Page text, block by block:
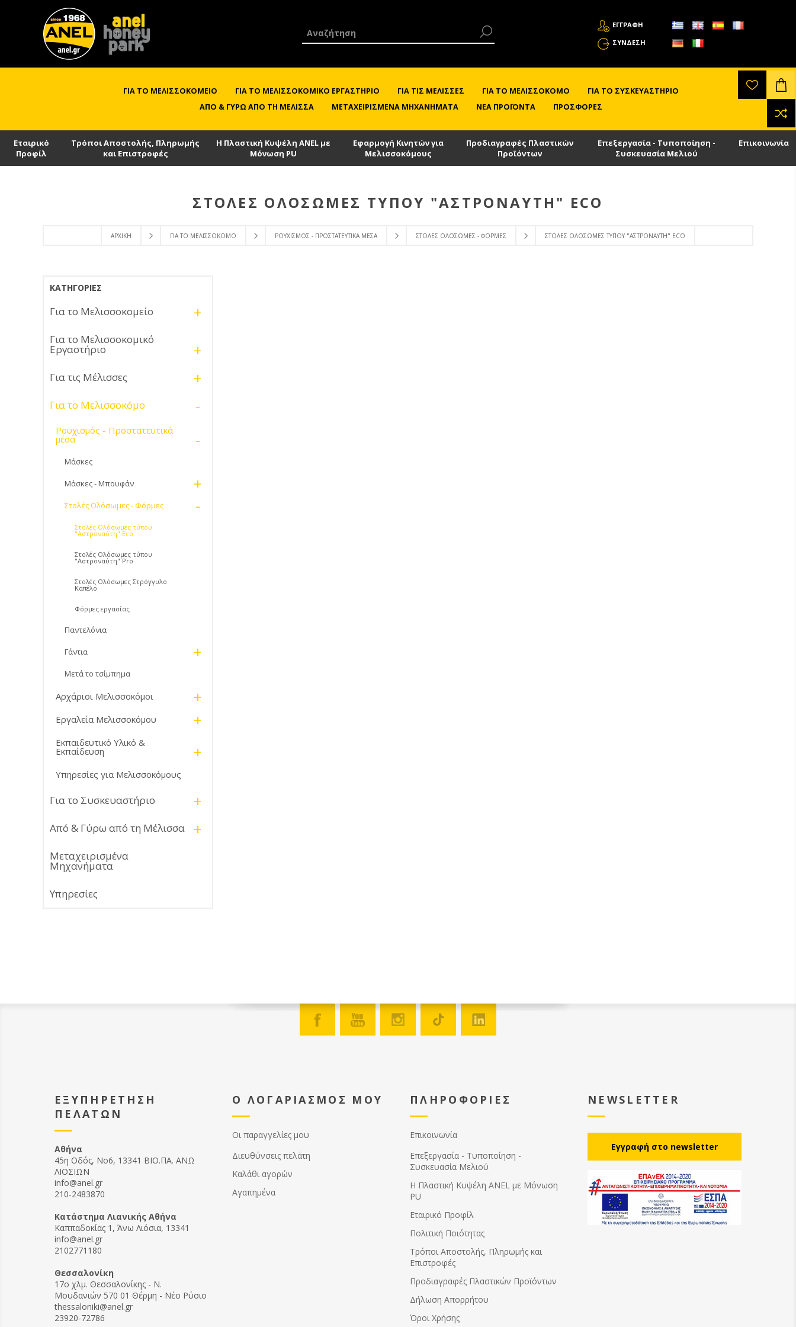
ΕΓΓΡΑΦΗ
ΣΎΝΔΕΣΗ
ΓΙΑ ΤΟ ΜΕΛΙΣΣΟΚΟΜΕΊΟ ΓΙΑ ΤΟ ΜΕΛΙΣΣΟΚΟΜΙΚΌ ΕΡΓΑΣΤΉΡΙΟ ΓΙΑ ΤΙΣ ΜΈΛΙΣΣΕΣ ΓΙΑ ΤΟ ΜΕΛΙΣΣΟΚΌΜΟ
ΓΙΑ ΤΟ ΣΥΣΚΕΥΑΣΤΉΡΙΟ
ΑΠΌ & ΓΎΡΩ ΑΠΌ ΤΗ ΜΈΛΙΣΣΑ
ΜΕΤΑΧΕΙΡΙΣΜΈΝΑ ΜΗΧΑΝΉΜΑΤΑ ΝΈΑ ΠΡΟΪΌΝΤΑ ΠΡΟΣΦΟΡΈΣ
Εταιρικό
Προφίλ
Τρόποι Αποστολής, Πληρωμής
και Επιστροφές
Η Πλαστική Κυψέλη ANEL με
Μόνωση PU
Εφαρμογή Κινητών για
Μελισσοκόμους
Προδιαγραφές Πλαστικών
Προϊόντων
Επεξεργασία - Τυποποίηση -
Συσκευασία Μελιού
Επικοινωνία
ΑΡΧΙΚΉ ΓΙΑ ΤΟ ΜΕΛΙΣΣΟΚΌΜΟ ΡΟΥΧΙΣΜΌΣ - ΠΡΟΣΤΑΤΕΥΤΙΚΆ ΜΈΣΑ ΣΤΟΛΈΣ ΟΛΌΣΩΜΕΣ - ΦΌΡΜΕΣ ΣΤΟΛΈΣ ΟΛΌΣΩΜΕΣ ΤΎΠΟΥ "ΑΣΤΡΟΝΑΎΤΗ" ECO
ΣΤΟΛΈΣ ΟΛΌΣΩΜΕΣ ΤΎΠΟΥ "ΑΣΤΡΟΝΑΎΤΗ" ECO
ΚΑΤΗΓΟΡΊΕΣ
Για το Μελισσοκομείο +
Για το Μελισσοκομικό
Εργαστήριο +
Για τις Μέλισσες +
Για το Μελισσοκόμο -
Ρουχισμός - Προστατευτικά
μέσα -
Μάσκες
Μάσκες - Μπουφάν +
Στολές Ολόσωμες - Φόρμες -
Στολές Ολόσωμες τύπου
"Αστροναύτη" Eco
Στολές Ολόσωμες τύπου
"Αστροναύτη" Pro
Στολές Ολόσωμες Στρόγγυλο
Καπέλο
Φόρμες εργασίας
Παντελόνια
Γάντια +
Μετά το τσίμπημα
Αρχάριοι Μελισσοκόμοι +
Εργαλεία Μελισσοκόμου +
Εκπαιδευτικό Υλικό &
Εκπαίδευση +
Υπηρεσίες για Μελισσοκόμους
Για το Συσκευαστήριο +
Από & Γύρω από τη Μέλισσα +
Μεταχειρισμένα
Μηχανήματα
Υπηρεσίες
ΕΞΥΠΗΡΕΤΗΣΗ
ΠΕΛΑΤΩΝ
Αθήνα
45η Οδός, Νο6, 13341 ΒΙΟ.ΠΑ. ΑΝΩ
ΛΙΟΣΙΩΝ
info@anel.gr
210-2483870
Kατάστημα Λιανικής Αθήνα
Καππαδοκίας 1, Άνω Λιόσια, 13341
info@anel.gr
2102771180
Θεσσαλονίκη
17ο χλμ. Θεσσαλονίκης - Ν.
Μουδανιών 570 01 Θέρμη - Νέο Ρύσιο
thessaloniki@anel.gr
23920-72786
Ο ΛΟΓΑΡΙΑΣΜΟΣ ΜΟΥ
Οι παραγγελίες μου
Διευθύνσεις πελάτη
Καλάθι αγορών
Αγαπημένα
ΠΛΗΡΟΦΟΡΙΕΣ
Επικοινωνία
Επεξεργασία - Τυποποίηση -
Συσκευασία Μελιού
Η Πλαστική Κυψέλη ANEL με Μόνωση
PU
Εταιρικό Προφίλ
Πολιτική Ποιότητας
Τρόποι Αποστολής, Πληρωμής και
Επιστροφές
Προδιαγραφές Πλαστικών Προϊόντων
Δήλωση Απορρήτου
Όροι Χρήσης
NEWSLETTER
Eγγραφή στο newsletter